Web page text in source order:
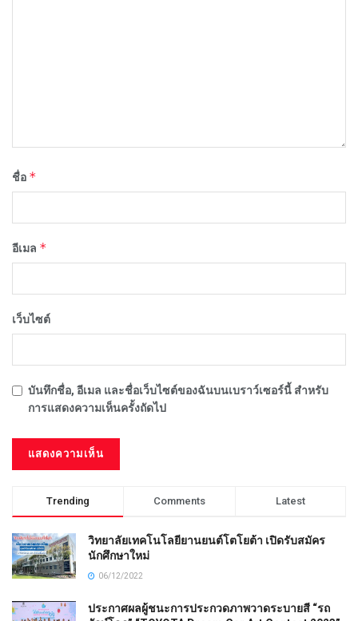
ชื่อ *
อีเมล *
เว็บไซต์
บันทึกชื่อ, อีเมล และชื่อเว็บไซต์ของฉันบนเบราว์เซอร์นี้ สำหรับ
การแสดงความเห็นครั้งถัดไป
Trending Comments Latest
วิทยาลัยเทคโนโลยียานยนต์โตโยต้า เปิดรับสมัคร
นักศึกษาใหม่
06/12/2022
ประกาศผลผู้ชนะการประกวดภาพวาดระบายสี “รถ